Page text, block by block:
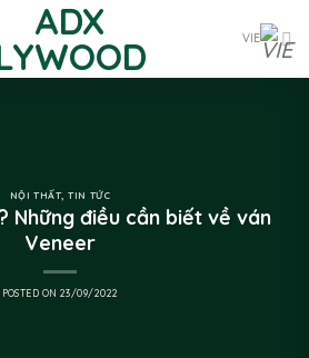
VIE
NỘI THẤT,TIN TỨC
Những điều cần biết về ván
Veneer
POSTED ON 23/09/2022